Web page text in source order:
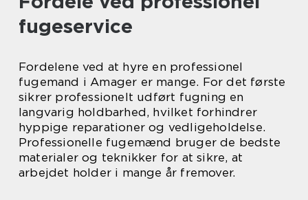
fugeservice
Fordelene ved at hyre en professionel
fugemand i Amager er mange. For det første
sikrer professionelt udført fugning en
langvarig holdbarhed, hvilket forhindrer
hyppige reparationer og vedligeholdelse.
Professionelle fugemænd bruger de bedste
materialer og teknikker for at sikre, at
arbejdet holder i mange år fremover.